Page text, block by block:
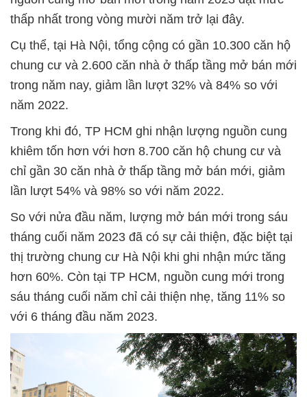
thấp nhất trong vòng mười năm trở lại đây.
Cụ thể, tại Hà Nội, tổng cộng có gần 10.300 căn hộ
chung cư và 2.600 căn nhà ở thấp tầng mở bán mới
trong năm nay, giảm lần lượt 32% và 84% so với
năm 2022.
Trong khi đó, TP HCM ghi nhận lượng nguồn cung
khiêm tốn hơn với hơn 8.700 căn hộ chung cư và
chỉ gần 30 căn nhà ở thấp tầng mở bán mới, giảm
lần lượt 54% và 98% so với năm 2022.
So với nửa đầu năm, lượng mở bán mới trong sáu
tháng cuối năm 2023 đã có sự cải thiện, đặc biệt tại
thị trường chung cư Hà Nội khi ghi nhận mức tăng
hơn 60%. Còn tại TP HCM, nguồn cung mới trong
sáu tháng cuối năm chỉ cải thiện nhẹ, tăng 11% so
với 6 tháng đầu năm 2023.